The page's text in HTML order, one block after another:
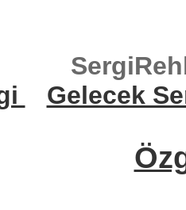
Gelecek